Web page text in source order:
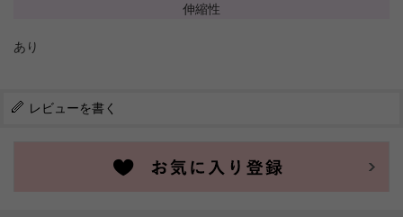
伸縮性
あり
レビューを書く